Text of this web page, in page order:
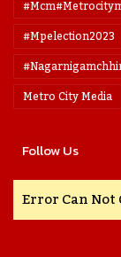
#mpelection2023
Metro City Media
Follow Us
Error Can